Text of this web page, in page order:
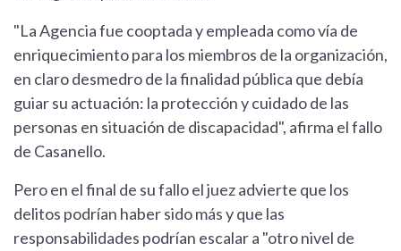
"La Agencia fue cooptada y empleada como vía de
enriquecimiento para los miembros de la organización,
en claro desmedro de la finalidad pública que debía
guiar su actuación: la protección y cuidado de las
personas en situación de discapacidad", afirma el fallo
de Casanello.
Pero en el final de su fallo el juez advierte que los
delitos podrían haber sido más y que las
responsabilidades podrían escalar a "otro nivel de